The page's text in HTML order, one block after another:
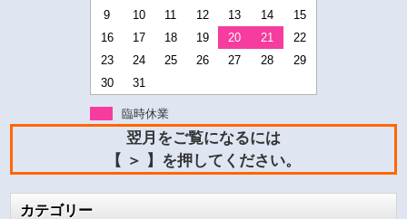
9
10 11 12 13 14
15
16
17 18 19 20 21
22
23
24 25 26 27 28
29
30
31
臨時休業
翌月をご覧になるには
【 ＞ 】を押してください。
カテゴリー